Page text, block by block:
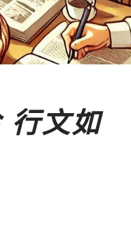
行文如